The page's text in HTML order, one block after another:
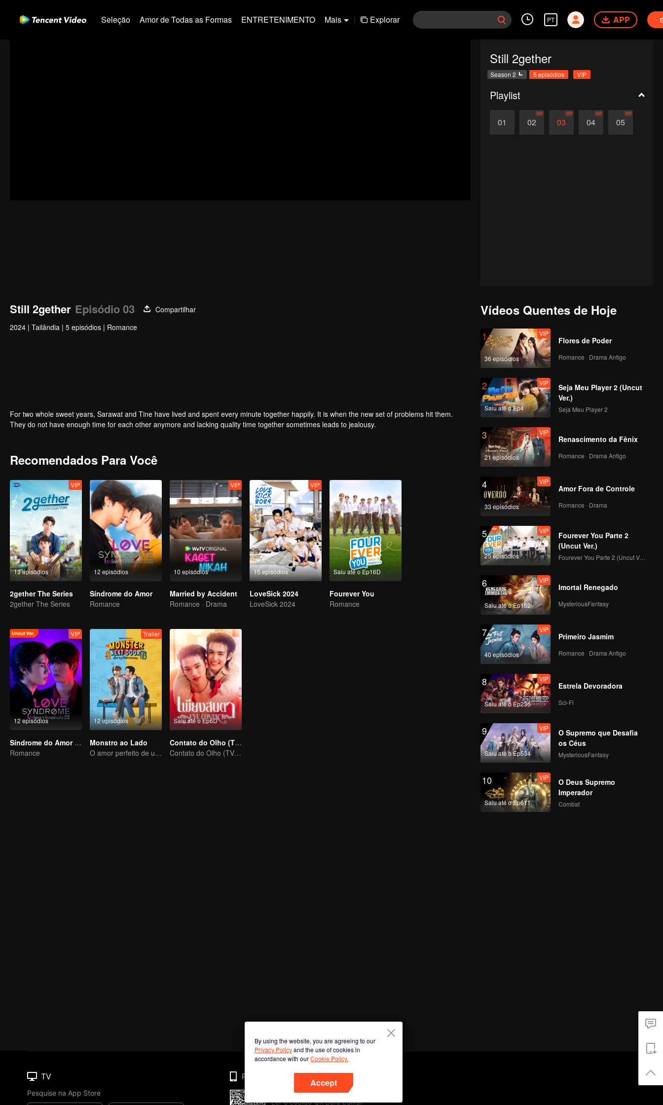
Seleção Amor de Todas as Formas ENTRETENIMENTO Mais | Explorar PT APP
Still 2gether
Season 2 5 episódios VIP
Playlist
01 02
VIP
03
VIP
04
VIP
05
VIP
Still 2gether Episódio 03
Compartilhar
2024 | Tailândia | 5 episódios | Romance
For two whole sweet years, Sarawat and Tine have lived and spent every minute together happily. It is when the new set of problems hit them.
They do not have enough time for each other anymore and lacking quality time together sometimes leads to jealousy.
Recomendados Para Você
13 episódios
VIP
2gether The Series
2gether The Series
12 episódios
Síndrome do Amor
Romance
10 episódios
VIP
Married by Accident
Romance · Drama
15 episódios
VIP
LoveSick 2024
LoveSick 2024
Saiu até o Ep16D
Fourever You
Romance
12 episódios
VIP
Síndrome do Amor (não-editada)
Romance
12 episódios
Trailer
Monstro ao Lado
O amor perfeito de um garoto introvertido e extrovertido
Saiu até o Ep6D
Contato do Olho (TV Ver.)
Contato do Olho (TV Ver.)
Vídeos Quentes de Hoje
1
36 episódios
VIP
Flores de Poder
Romance · Drama Antigo
2
Saiu até o Ep4
VIP
Seja Meu Player 2 (Uncut
Ver.)
Seja Meu Player 2
3
21 episódios
VIP
Renascimento da Fênix
Romance · Drama Antigo
4
33 episódios
VIP
Amor Fora de Controle
Romance · Drama
5
25 episódios
VIP
Fourever You Parte 2
(Uncut Ver.)
Fourever You Parte 2 (Uncut Ver.)
6
Saiu até o Ep152
VIP
Imortal Renegado
MysteriousFantasy
7
40 episódios
VIP
Primeiro Jasmim
Romance · Drama Antigo
8
Saiu até o Ep235
VIP
Estrela Devoradora
Sci-Fi
9
Saiu até o Ep534
VIP
O Supremo que Desafia
os Céus
MysteriousFantasy
10
Saiu até o Ep611
VIP
O Deus Supremo
Imperador
Combat
By using the website, you are agreeing to our
Privacy Policyand the use of cookies in
accordance with ourCookie Policy.
Accept
TV
Pesquise na App Store
Phone
Ler o código QR para baixar